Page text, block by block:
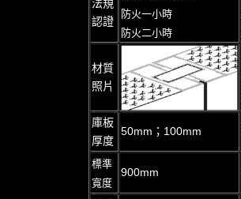
法規
認證
防火一小時
防火二小時
材質
照片
庫板
厚度
50mm；100mm
標準
寬度
900mm